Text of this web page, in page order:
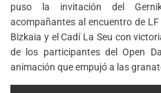
puso la invitación del
acompañantes al encuentro de
Bizkaia y el Cadí La Seu con
de los participantes del Open
animación que empujó a las